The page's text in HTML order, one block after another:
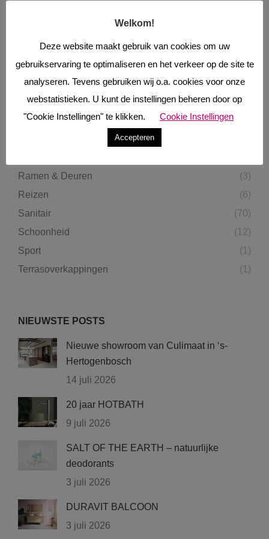
Gevelbekleding
Haarden & Kachels
(5)
Keukens
(38)
Lifestyle
(7)
Mode
Ramen & Deuren
(3)
Reizen
(6)
Sanitair
(70)
Schoonheid
(12)
Sport
(1)
Terrasoverkappingen
(1)
NIEUWSTE POSTS
Nieuwe showroom van Culimaat in ‘s-
Hertogenbosch
14 juli 2026
20 jaar HOTBATH
9 juli 2026
SALT OF THE EARTH – natuurlijke
deodorants
3 juli 2026
DURAVIT BALCOON
3 juli 2026
Welkom!
Deze website maakt gebruik van cookies om uw
gebruikservaring te optimaliseren en het verkeer op de site te
analyseren. Tevens gebruiken wij o.a. cookies voor onze
webstatistieken. U kunt de instellingen beheren door op
"Cookie Instellingen" te klikken.
Cookie Instellingen
Accepteren